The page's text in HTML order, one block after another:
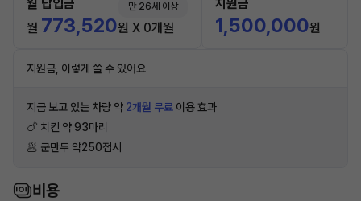
월 납입금 만 26세 이상
월 773,520원 X 0개월
지원금
1,500,000원
지원금, 이렇게 쓸 수 있어요
지금 보고 있는 차량 약 2개월 무료 이용 효과
🍗 치킨 약 93마리
🥟 군만두 약250접시
비용